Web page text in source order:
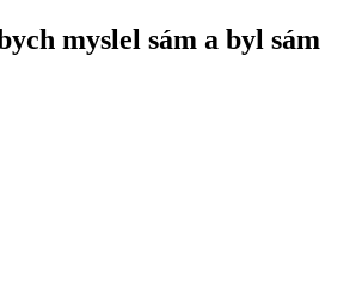
myslel sám a byl sám